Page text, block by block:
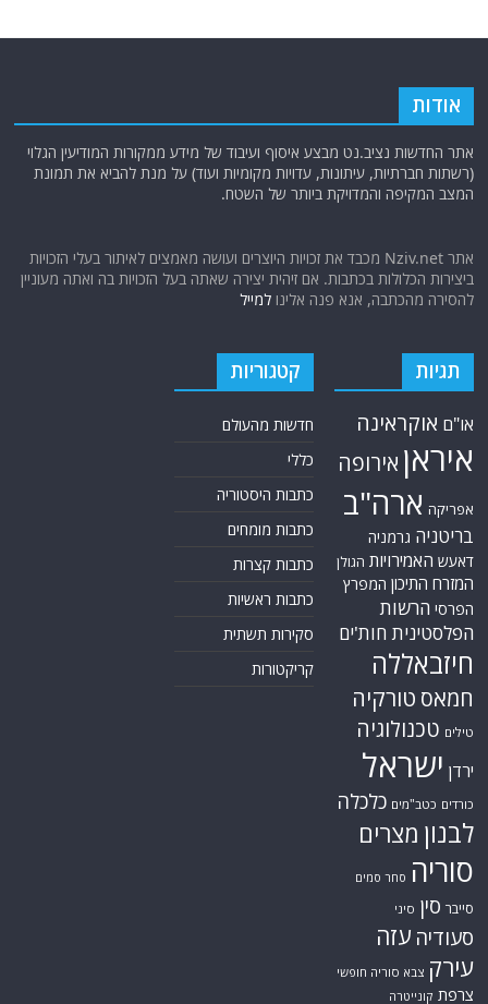
אודות
אתר החדשות נציב.נט מבצע איסוף ועיבוד של מידע ממקורות המודיעין הגלוי
(רשתות חברתיות, עיתונות, עדויות מקומיות ועוד) על מנת להביא את תמונת
המצב המקיפה והמדויקת ביותר של השטח.
אתר Nziv.net מכבד את זכויות היוצרים ועושה מאמצים לאיתור בעלי הזכויות
ביצירות הכלולות בכתבות. אם זיהית יצירה שאתה בעל הזכויות בה ואתה מעוניין
להסירה מהכתבה, אנא פנה אלינולמייל
תגיות
או"ם אוקראינה
איראן אירופה
אפריקה ארה"ב
בריטניה גרמניה
דאעש האמירויות הגולן
המזרח התיכון המפרץ
הפרסי הרשות
הפלסטינית חות'ים
חיזבאללה
חמאס טורקיה
טילים טכנולוגיה
ירדן ישראל
כורדים כטב"מים כלכלה
לבנון מצרים
סוריה סחר סמים
סייבר סין סיני
סעודיה עזה
עירק צבא סוריה חופשי
צרפת קונייטרה
קטגוריות
חדשות מהעולם
כללי
כתבות היסטוריה
כתבות מומחים
כתבות קצרות
כתבות ראשיות
סקירות תשתית
קריקטורות